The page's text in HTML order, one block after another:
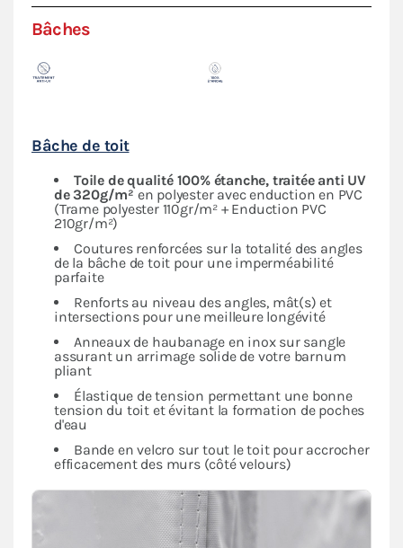
Bâches
Bâche de toit
Toile de qualité 100% étanche, traitée anti UV
de 320g/m² en polyester avec enduction en PVC
(Trame polyester 110gr/m² + Enduction PVC
210gr/m²)
Coutures renforcées sur la totalité des angles
de la bâche de toit pour une imperméabilité
parfaite
Renforts au niveau des angles, mât(s) et
intersections pour une meilleure longévité
Anneaux de haubanage en inox sur sangle
assurant un arrimage solide de votre barnum
pliant
Élastique de tension permettant une bonne
tension du toit et évitant la formation de poches
d'eau
Bande en velcro sur tout le toit pour accrocher
efficacement des murs (côté velours)